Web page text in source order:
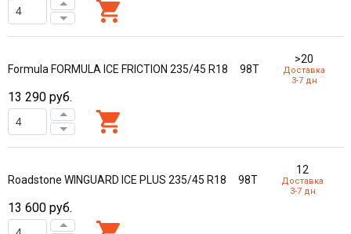
Formula FORMULA ICE FRICTION 235/45 R18 98T
>20
Доставка
3-7 дн
13 290 руб.
Roadstone WINGUARD ICE PLUS 235/45 R18 98T
12
Доставка
3-7 дн
13 600 руб.